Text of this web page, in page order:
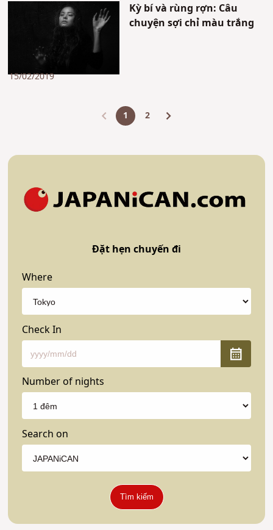
Kỳ bí và rùng rợn: Câu
chuyện sợi chỉ màu trắng
15/02/2019
1 2
Đặt hẹn chuyến đi
Where
Check In
Number of nights
Search on
Tìm kiếm